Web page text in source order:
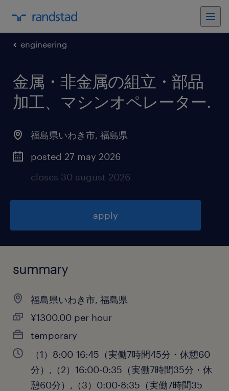
engineering
金属・非金属の組立・部品
加工、マシンオペレーター.
福島県いわき市, 福島県
posted 27 may 2026
closes 30 august 2026
apply
summary
福島県いわき市, 福島県
¥1300.00 per hour
temporary
（1）8:00-16:45（実働7時間45分・休憩60
分）,（2）16:00-0:35（実働7時間35分・休
憩60分）,（3）0:00-8:35（実働7時間35